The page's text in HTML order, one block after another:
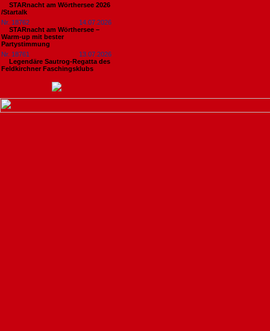
STARnacht am Wörthersee 2026
/Startalk
Nr. 18762
14.07.2026
STARnacht am Wörthersee –
Warm-up mit bester
Partystimmung
Nr. 18761
13.07.2026
Legendäre Sautrog-Regatta des
Feldkirchner Faschingsklubs